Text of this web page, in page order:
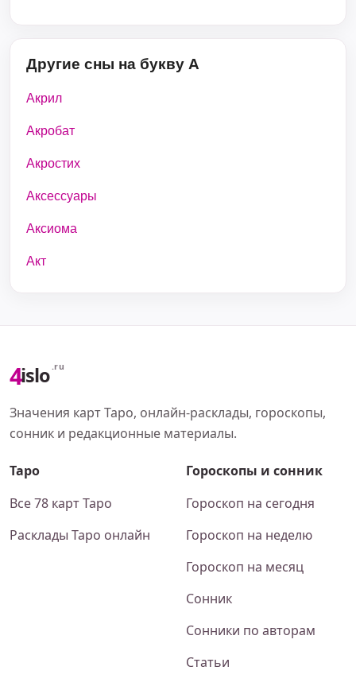
Другие сны на букву А
Акрил
Акробат
Акростих
Аксессуары
Аксиома
Акт
4islo .ru
Значения карт Таро, онлайн-расклады, гороскопы,
сонник и редакционные материалы.
Таро
Все 78 карт Таро
Расклады Таро онлайн
Гороскопы и сонник
Гороскоп на сегодня
Гороскоп на неделю
Гороскоп на месяц
Сонник
Сонники по авторам
Статьи